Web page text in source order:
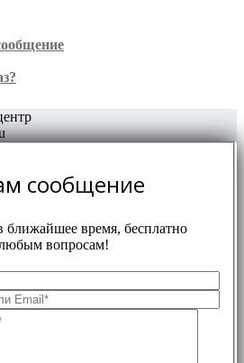
сообщение
время, бесплатно
вопросам!